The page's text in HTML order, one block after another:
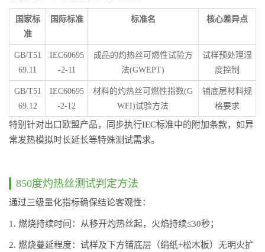
国家标
准
国际标准 标准名 核心差异点
GB/T51
69.11
IEC60695
-2-11
成品的灼热丝可燃性试验方
法(GWEPT)
试样预处理湿
度控制
GB/T51
69.12
IEC60695
-2-12
材料的灼热丝可燃性指数(G
WFI)试验方法
铺底层材料规
格要求
特别针对出口欧盟产品，同步执行IEC标准中的附加条款，如异
常发热模拟时长延长等特殊测试需求。
850度灼热丝测试判定方法
通过三级量化指标确保结论客观性：
1. 燃烧持续时间：从移开灼热丝起，火焰持续≤30秒；
2. 燃烧蔓延程度：试样及下方铺底层（绢纸+松木板）无明火扩